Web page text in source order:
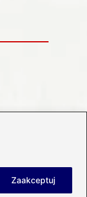
Zaakceptuj